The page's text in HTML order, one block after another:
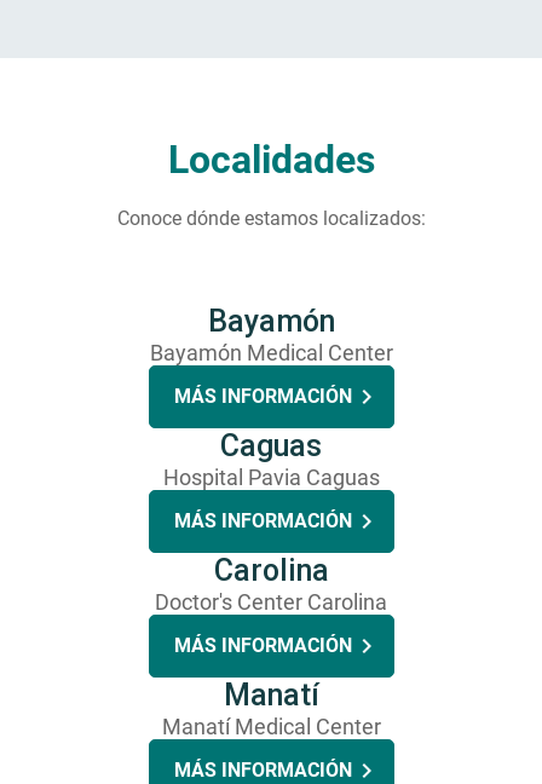
Localidades
Conoce dónde estamos localizados:
Bayamón
Bayamón Medical Center
MÁS INFORMACIÓN
Caguas
Hospital Pavia Caguas
MÁS INFORMACIÓN
Carolina
Doctor's Center Carolina
MÁS INFORMACIÓN
Manatí
Manatí Medical Center
MÁS INFORMACIÓN